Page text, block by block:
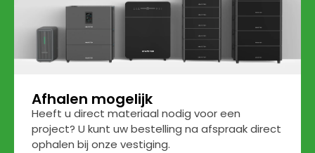
Afhalen mogelijk
Heeft u direct materiaal nodig voor een
project? U kunt uw bestelling na afspraak direct
ophalen bij onze vestiging.